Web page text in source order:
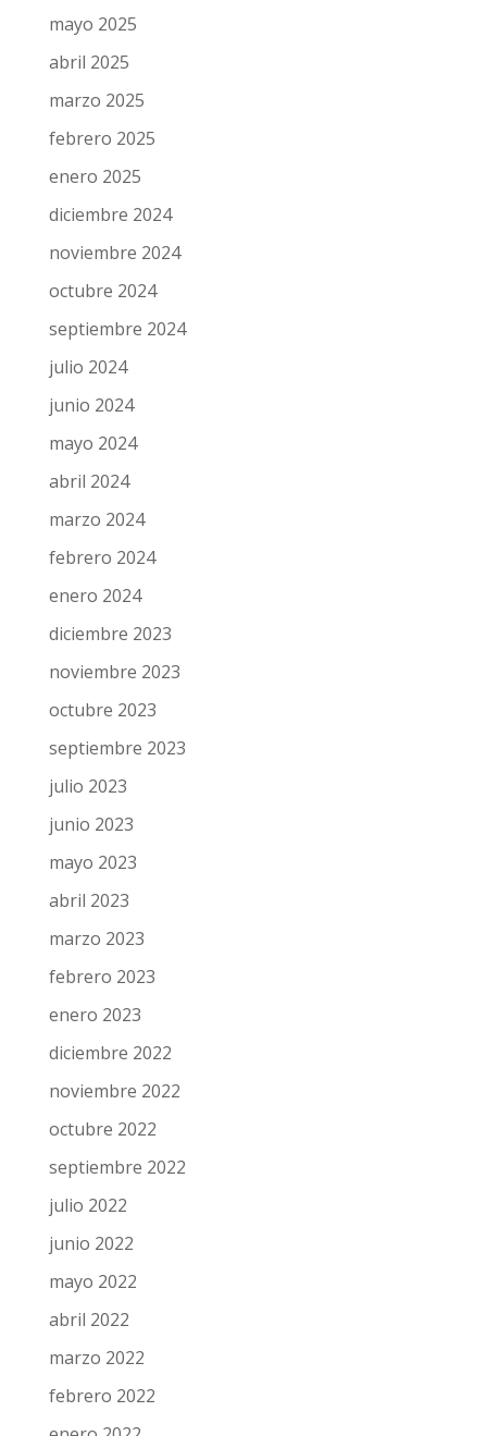
mayo 2025
abril 2025
marzo 2025
febrero 2025
enero 2025
diciembre 2024
noviembre 2024
octubre 2024
septiembre 2024
julio 2024
junio 2024
mayo 2024
abril 2024
marzo 2024
febrero 2024
enero 2024
diciembre 2023
noviembre 2023
octubre 2023
septiembre 2023
julio 2023
junio 2023
mayo 2023
abril 2023
marzo 2023
febrero 2023
enero 2023
diciembre 2022
noviembre 2022
octubre 2022
septiembre 2022
julio 2022
junio 2022
mayo 2022
abril 2022
marzo 2022
febrero 2022